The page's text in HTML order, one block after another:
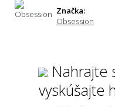
Značka:
Obsession
Nahrajte
vyskúšajte